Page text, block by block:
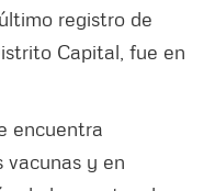
registro de
Capital, fue en
encuentra
vacunas y en